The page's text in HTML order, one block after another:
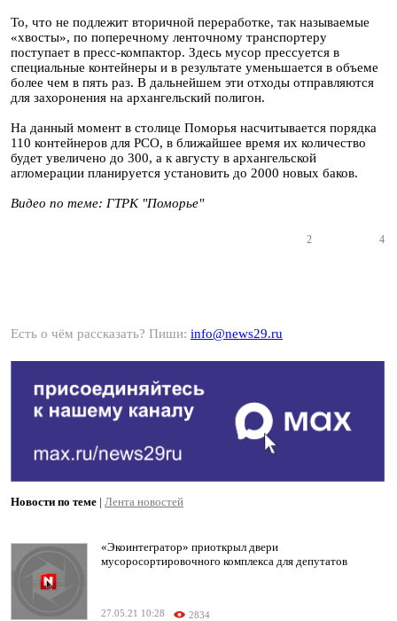
То, что не подлежит вторичной переработке, так называемые
«хвосты», по поперечному ленточному транспортеру
поступает в пресс-компактор. Здесь мусор прессуется в
специальные контейнеры и в результате уменьшается в объеме
более чем в пять раз. В дальнейшем эти отходы отправляются
для захоронения на архангельский полигон.
На данный момент в столице Поморья насчитывается порядка
110 контейнеров для РСО, в ближайшее время их количество
будет увеличено до 300, а к августу в архангельской
агломерации планируется установить до 2000 новых баков.
Видео по теме: ГТРК "Поморье"
2 4
Есть о чём рассказать? Пиши: info@news29.ru
Новости по теме | Лента новостей
«Экоинтегратор» приоткрыл двери
мусоросортировочного комплекса для депутатов
27.05.21 10:28 2834